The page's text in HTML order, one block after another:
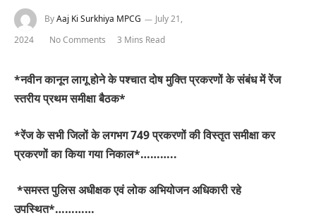
ByAaj Ki Surkhiya MPCG
July 21,
2024
No Comments 3 Mins Read
*नवीन कानून लागू होने के पश्चात दोष मुक्ति प्रकरणों के संबंध में रेंज
स्तरीय प्रथम समीक्षा बैठक*
*रेंज के सभी जिलों के लगभग 749 प्रकरणों की विस्तृत समीक्षा कर
प्रकरणों का किया गया निकाल*………..
*समस्त पुलिस अधीक्षक एवं लोक अभियोजन अधिकारी रहे
उपस्थित*…………